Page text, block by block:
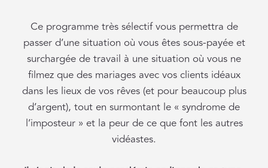
Ce programme très sélectif vous permettra de
passer d’une situation où vous êtes sous-payée et
surchargée de travail à une situation où vous ne
filmez que des mariages avec vos clients idéaux
dans les lieux de vos rêves (et pour beaucoup plus
d’argent), tout en surmontant le « syndrome de
l’imposteur » et la peur de ce que font les autres
vidéastes.